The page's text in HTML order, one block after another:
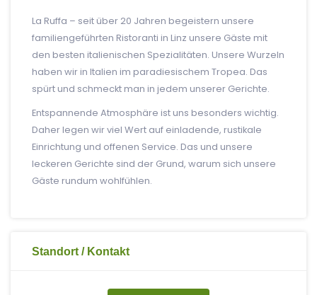
La Ruffa – seit über 20 Jahren begeistern unsere
familiengeführten Ristoranti in Linz unsere Gäste mit
den besten italienischen Spezialitäten. Unsere Wurzeln
haben wir in Italien im paradiesischem Tropea. Das
spürt und schmeckt man in jedem unserer Gerichte.
Entspannende Atmosphäre ist uns besonders wichtig.
Daher legen wir viel Wert auf einladende, rustikale
Einrichtung und offenen Service. Das und unsere
leckeren Gerichte sind der Grund, warum sich unsere
Gäste rundum wohlfühlen.
Standort / Kontakt